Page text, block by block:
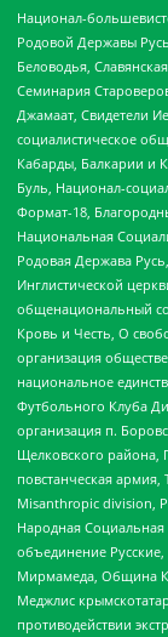
Национал-
Родовой Державы
Беловодья,
Семинария
Джамаат, Свидетели
социалистическое
Кабарды, Балкарии и
Буль, Национал-
Формат-18,
Национальная
Родовая Держава
Инглистической
общенациональный
Кровь и Честь, О
организация
национальное
Футбольного Клуба
организация п.
Щелковского района,
повстанческая армия,
Misanthropic division,
Народная Социальная
объединение
Мирмамеда, Община
Меджлис
противодействии